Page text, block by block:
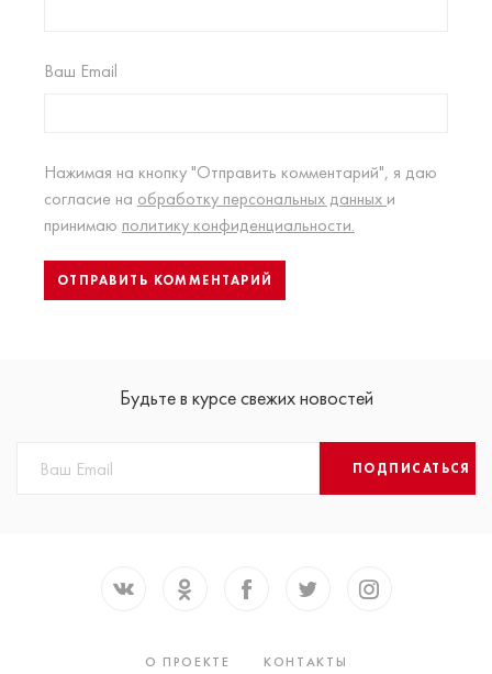
Ваш Email
Нажимая на кнопку "Отправить комментарий", я даю
согласие на обработку персональных данных и
принимаю политику конфиденциальности.
Будьте в курсе свежих новостей
ПОДПИСАТЬСЯ
О ПРОЕКТЕ
КОНТАКТЫ